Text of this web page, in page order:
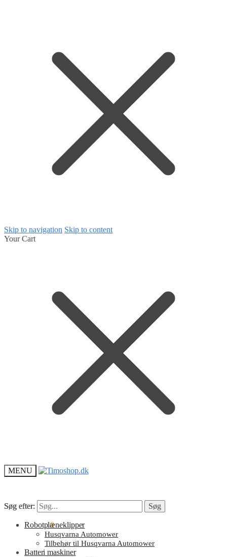
Skip to navigation Skip to content
Your Cart
MENU
Søg efter: Søg
kr.0.00 0
Søg efter: Søg
Robotplæneklipper
Husqvarna Automower
Tilbehør til Husqvarna Automower
Batteri maskiner